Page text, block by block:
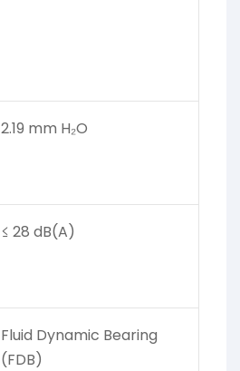
2.19 mm H₂O
≤ 28 dB(A)
Fluid Dynamic Bearing
(FDB)